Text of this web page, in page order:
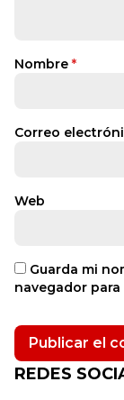
Nombre *
Correo
Web
Guarda mi
navegador
REDES